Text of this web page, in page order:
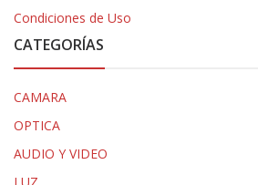
Condiciones de Uso
CATEGORÍAS
CAMARA
OPTICA
AUDIO Y VIDEO